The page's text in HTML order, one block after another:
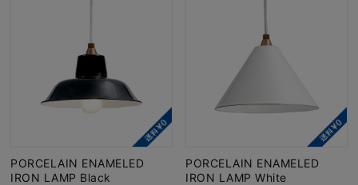
PORCELAIN ENAMELED
IRON LAMP Black
PORCELAIN ENAMELED
IRON LAMP White